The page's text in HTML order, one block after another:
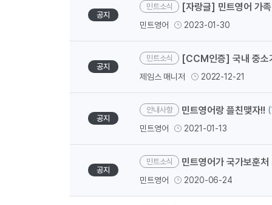
공지
민트소식 [자랑글] 민트영어 가
민트영어 2023-01-30
공지
민트소식 [CCM인증] 국내 중소
제임스 매니저 2022-12-21
공지
안내사항 민트영어랑 플친맺자!!
민트영어
2021-01-13
공지
민트소식 민트영어가 국가보훈
민트영어 2020-06-24